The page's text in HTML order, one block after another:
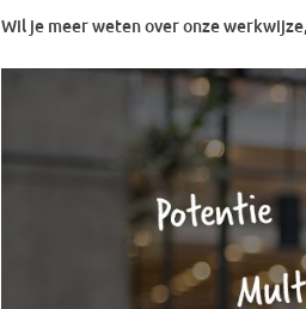
Wil je meer weten over onze werkwijze,